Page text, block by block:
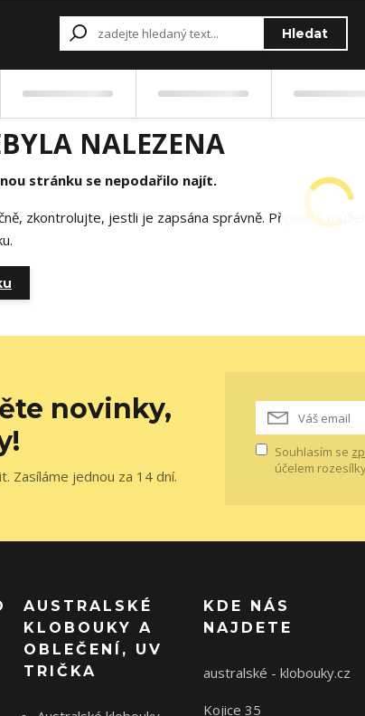
Hledat
NALEZENA
stránku se nepodařilo najít.
zkontrolujte, jestli je zapsána správně. Případně
novinky,
Zasíláme jednou za 14 dní.
Souhlasím se
účelem
AUSTRALSKÉ
KLOBOUKY A
OBLEČENÍ, UV
TRIČKA
KDE NÁS
NAJDETE
australské - klobouky.cz
Kojice 35